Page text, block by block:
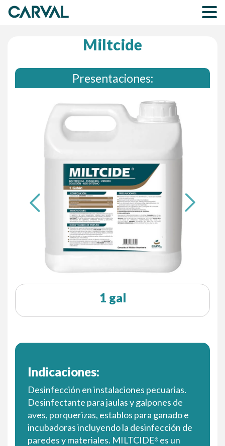
Miltcide
Presentaciones:
1 gal
Previous Next
Indicaciones:
Desinfección en instalaciones pecuarias.
Desinfectante para jaulas y galpones de
aves, porquerizas, establos para ganado e
incubadoras incluyendo la desinfección de
paredes y materiales. MILTCIDE® es un